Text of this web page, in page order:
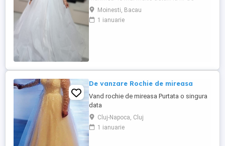
telefonMoinesti, Bacau
1 ianuarie
De vanzare Rochie de mireasa
Vand rochie de mireasa Purtata o singura
data
Cluj-Napoca, Cluj
1 ianuarie